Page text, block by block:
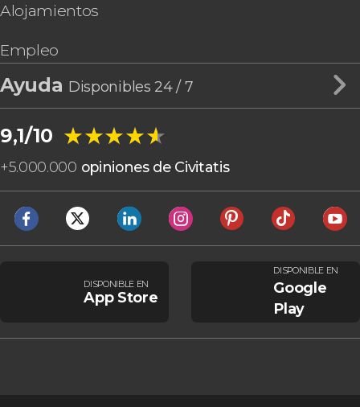
Alojamientos
Empleo
Ayuda Disponibles 24 / 7
9,1/10 ★★★★★
★★★★★
+5.000.000 opiniones de Civitatis
DISPONIBLE EN
App Store
DISPONIBLE EN
Google
Play